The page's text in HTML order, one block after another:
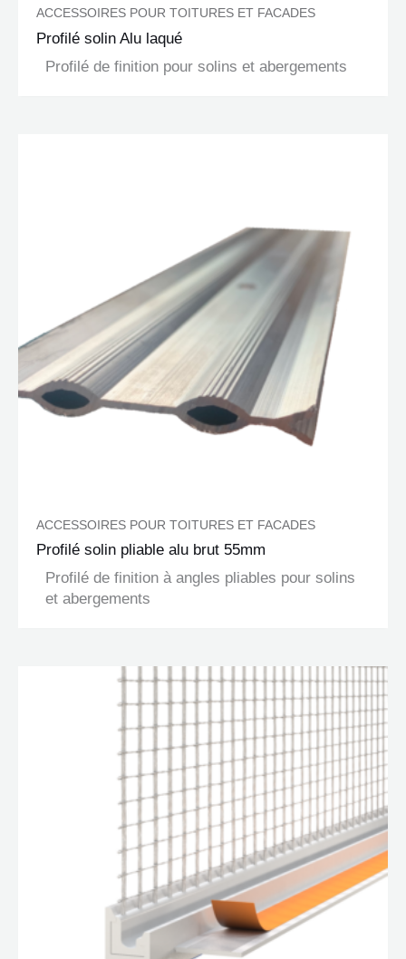
ACCESSOIRES POUR TOITURES ET FACADES
Profilé solin Alu laqué
Profilé de finition pour solins et abergements
ACCESSOIRES POUR TOITURES ET FACADES
Profilé solin pliable alu brut 55mm
Profilé de finition à angles pliables pour solins
et abergements